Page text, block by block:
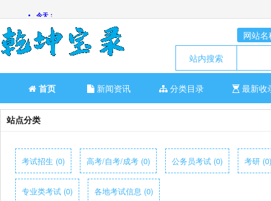
网站名
站内搜索
首页 新闻资讯 分类目录 最新收
站点分类
考试招生 (0) 高考/自考/成考 (0) 公务员考试 (0) 考研 (0)
专业类考试 (0) 各地考试信息 (0)